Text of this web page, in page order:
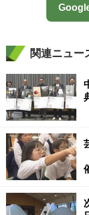
関連ニュー